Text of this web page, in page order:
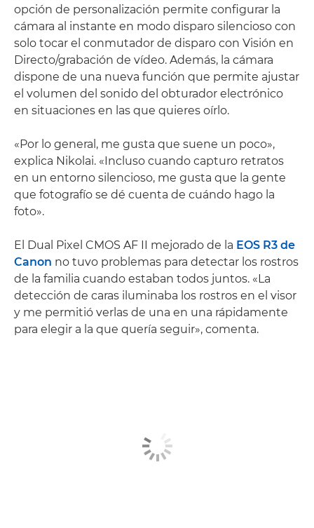
opción de personalización permite configurar la
cámara al instante en modo disparo silencioso con
solo tocar el conmutador de disparo con Visión en
Directo/grabación de vídeo. Además, la cámara
dispone de una nueva función que permite ajustar
el volumen del sonido del obturador electrónico
en situaciones en las que quieres oírlo.
«Por lo general, me gusta que suene un poco»,
explica Nikolai. «Incluso cuando capturo retratos
en un entorno silencioso, me gusta que la gente
que fotografío se dé cuenta de cuándo hago la
foto».
El Dual Pixel CMOS AF II mejorado de la EOS R3 de
Canon no tuvo problemas para detectar los rostros
de la familia cuando estaban todos juntos. «La
detección de caras iluminaba los rostros en el visor
y me permitió verlas de una en una rápidamente
para elegir a la que quería seguir», comenta.